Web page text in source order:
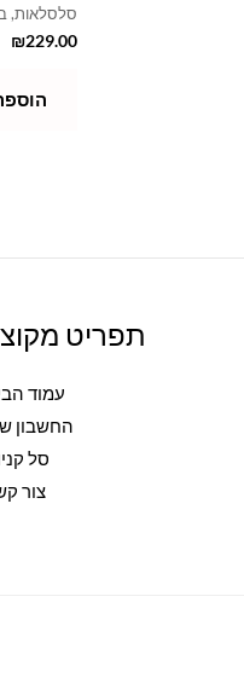
סלסלאות,
₪229.00
תפריט
עמוד
החשבון
סל
צור